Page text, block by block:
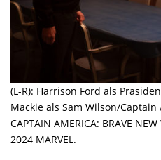
(L-R): Harrison Ford als
Mackie als Sam Wilson/
CAPTAIN AMERICA: BRAVE
2024 MARVEL.